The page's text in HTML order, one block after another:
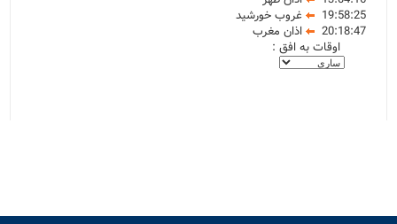
19:58:25
غروب خورشید
20:18:47
اذان مغرب
اوقات به افق :